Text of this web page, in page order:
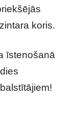
koris.
īstenošanā